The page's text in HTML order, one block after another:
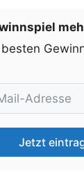
Jetzt